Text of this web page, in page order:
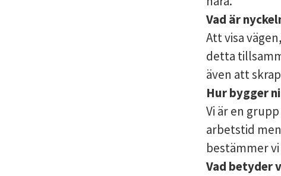
Vad är
Att visa
detta
även att
Hur bygger
Vi är en
arbetstid
bestämmer
Vad betyder